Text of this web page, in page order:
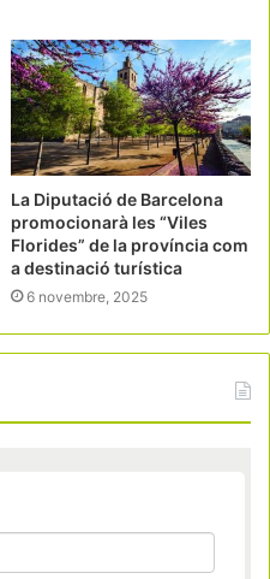
La Diputació de Barcelona
promocionarà les “Viles
Florides” de la província com
a destinació turística
6 novembre, 2025